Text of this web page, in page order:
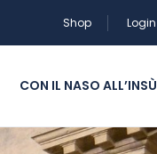
Shop Login
CON IL NASO ALL’INSÙ